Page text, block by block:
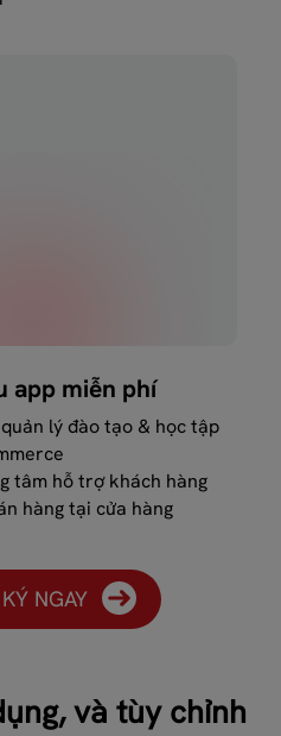
app miễn phí
lý đào tạo & học tập
tâm hỗ trợ khách hàng
hàng tại cửa hàng
KÝ NGAY
và tùy chỉnh